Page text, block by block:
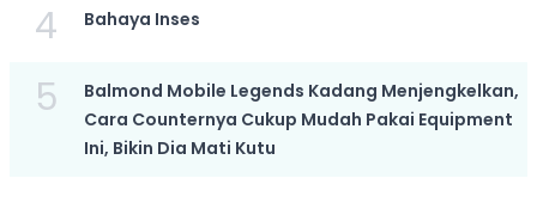
4 Bahaya Inses
5
Balmond Mobile Legends Kadang Menjengkelkan,
Cara Counternya Cukup Mudah Pakai Equipment
Ini, Bikin Dia Mati Kutu